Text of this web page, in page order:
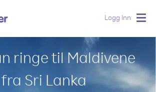
Logg Inn
ringe til Maldivene
fra Sri Lanka